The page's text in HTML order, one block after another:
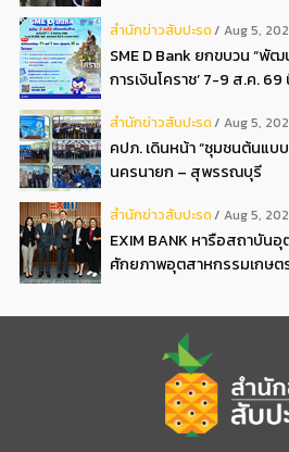
สํานักข่าวสับปะรด Aug 5,
SME D Bank ยกขบวน “พั
การเงินโคราช’ 7-9 ส.ค.
สํานักข่าวสับปะรด Aug 5,
คปภ. เดินหน้า “ชุมชนต้นแ
นครนายก – สุพรรณบุรี
สํานักข่าวสับปะรด Aug 5,
EXIM BANK หารือสถาบัน
ศักยภาพอุตสาหกรรมเกษต